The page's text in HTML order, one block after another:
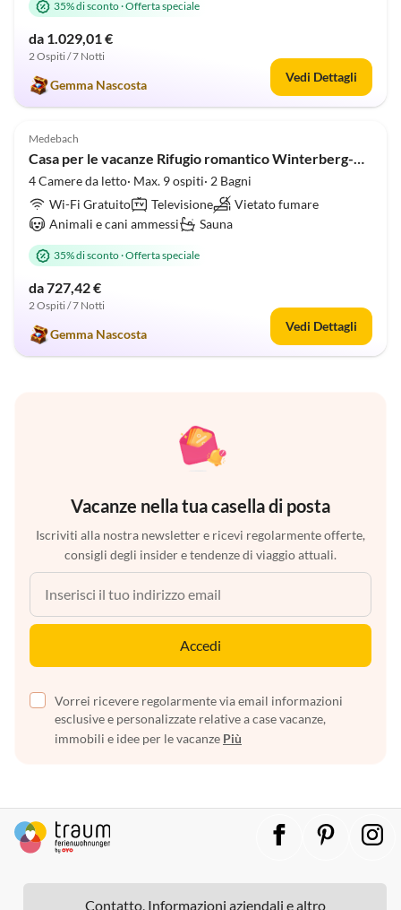
35% di sconto·Offerta speciale
da 1.029,01 €
2 Ospiti / 7 Notti
Gemma Nascosta
Vedi Dettagli
5.0 (2)
Medebach
Casa per le vacanze Rifugio romantico Winterberg-Willingen
4 Camere da letto· Max. 9 ospiti· 2 Bagni
Wi-Fi Gratuito
Televisione
Vietato fumare
Animali e cani ammessi
Sauna
35% di sconto·Offerta speciale
da 727,42 €
2 Ospiti / 7 Notti
Gemma Nascosta
Vedi Dettagli
Vacanze nella tua casella di posta
Iscriviti alla nostra newsletter e ricevi regolarmente offerte,
consigli degli insider e tendenze di viaggio attuali.
Accedi
Vorrei ricevere regolarmente via email informazioni
esclusive e personalizzate relative a case vacanze,
immobili e idee per le vacanze Più
Contatto, Informazioni aziendali e altro